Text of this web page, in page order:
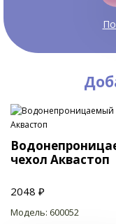
чехол Аквастоп
2048 ₽
Модель: 600052